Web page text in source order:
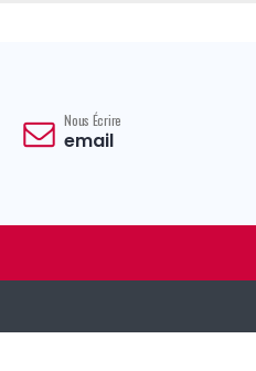
Nous Écrire
email